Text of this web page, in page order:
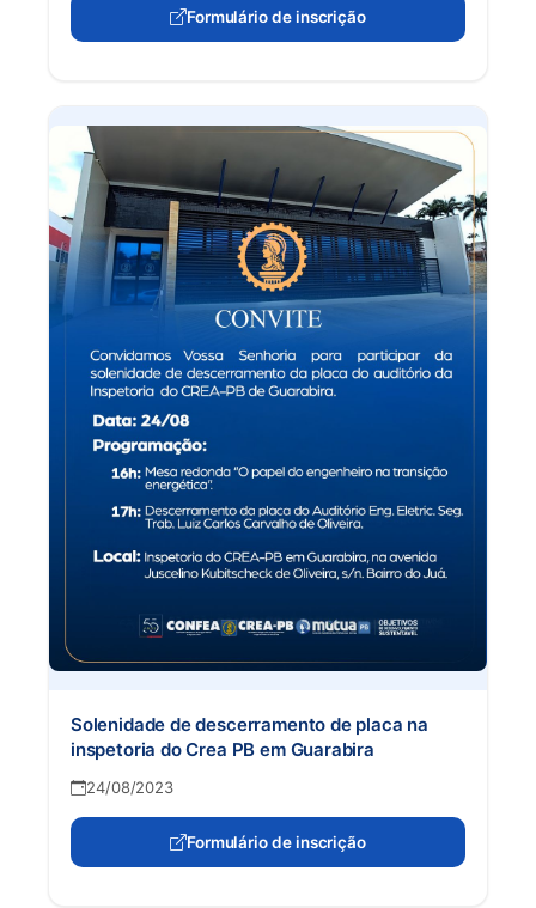
Formulário de inscrição
(abre em nova aba)
Solenidade de descerramento de placa na
inspetoria do Crea PB em Guarabira
24/08/2023
Formulário de inscrição
(abre em nova aba)